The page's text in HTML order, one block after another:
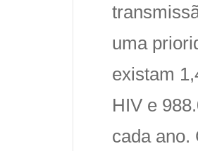
uma
existam
HIV e
cada ano.